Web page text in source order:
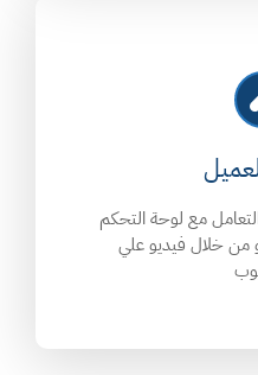
مع لوحة التحكم
خلال فيديو علي